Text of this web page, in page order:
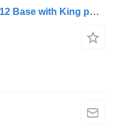
John Deere CH9 F707207 F711912 Base with King post / Column